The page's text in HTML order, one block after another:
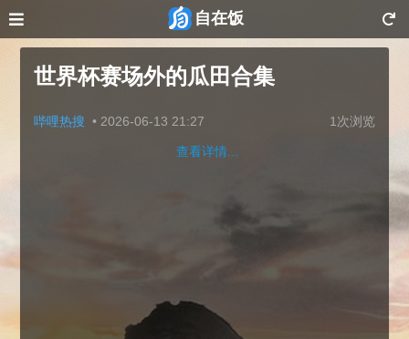
自在饭
世界杯赛场外的瓜田合集
哔哩热搜 • 2026-06-13 21:27 1次浏览
查看详情...